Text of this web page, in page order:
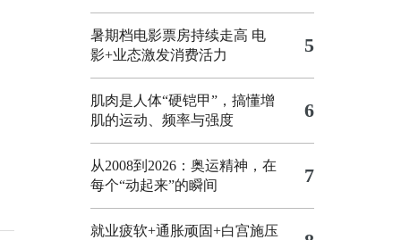
暑期档电影票房持续走高 电
影+业态激发消费活力
5
肌肉是人体“硬铠甲”，搞懂增
肌的运动、频率与强度
6
从2008到2026：奥运精神，在
每个“动起来”的瞬间
7
就业疲软+通胀顽固+白宫施压